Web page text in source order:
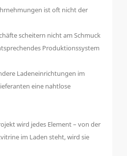
ist oft nicht der
scheitern nicht am Schmuck
Produktionssystem
Ladeneinrichtungen im
eine nahtlose
wird jedes Element – ​​von der
im Laden steht, wird sie